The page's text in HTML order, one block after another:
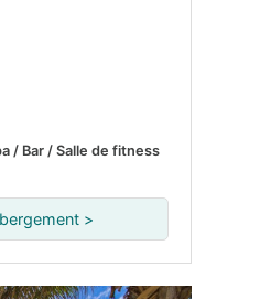
/ Bar / Salle de fitness
>